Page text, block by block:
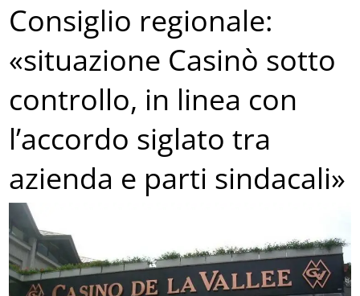
Consiglio regionale:
«situazione Casinò sotto
controllo, in linea con
l’accordo siglato tra
azienda e parti sindacali»